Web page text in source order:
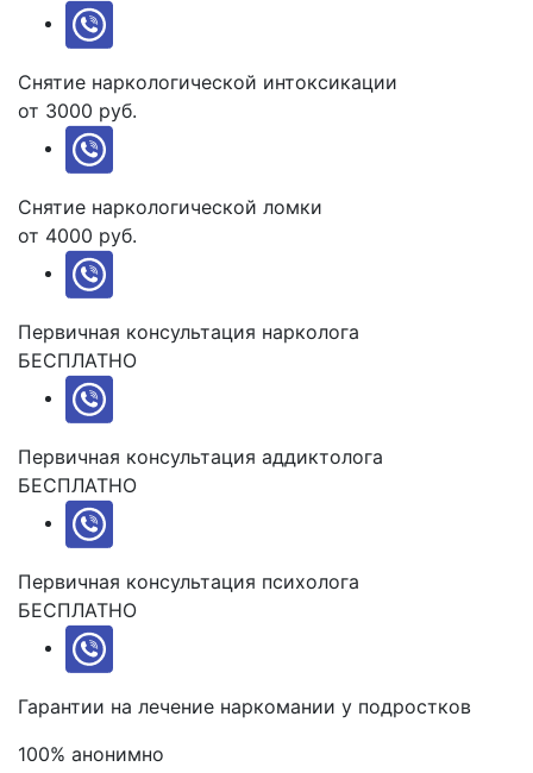
Снятие наркологической интоксикации
от 3000 руб.
Снятие наркологической ломки
от 4000 руб.
Первичная консультация нарколога
БЕСПЛАТНО
Первичная консультация аддиктолога
БЕСПЛАТНО
Первичная консультация психолога
БЕСПЛАТНО
Гарантии на лечение наркомании у подростков
100% анонимно